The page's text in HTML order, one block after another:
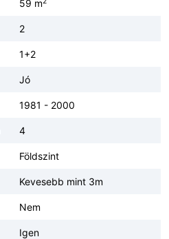
59 m
2
1+2
Jó
1981 - 2000
4
Földszint
Kevesebb mint 3m
Nem
Igen